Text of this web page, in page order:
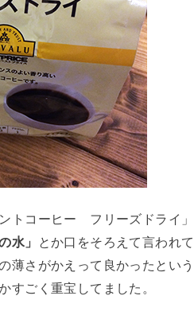
トコーヒー フリーズドライ
水」
とか口をそろえて言われ
薄さがかえって良かったとい
すごく重宝してました。